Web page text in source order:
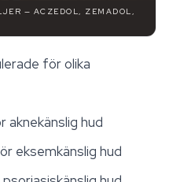
— ACZEDOL, ZEMADOL,
för olika
hud
eksemkänslig hud